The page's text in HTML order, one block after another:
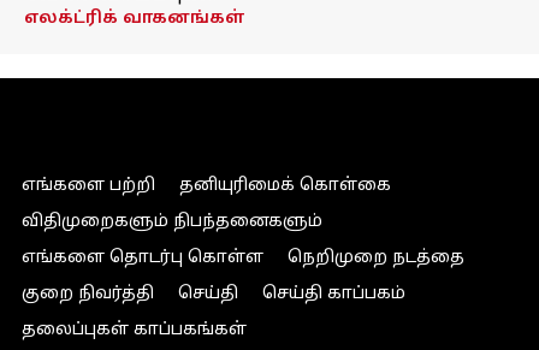
எலக்ட்ரிக் வாகனங்கள்
எங்களை பற்றி
தனியுரிமைக் கொள்கை
விதிமுறைகளும் நிபந்தனைகளும்
எங்களை தொடர்பு கொள்ள
நெறிமுறை நடத்தை
குறை நிவர்த்தி
செய்தி
செய்தி காப்பகம்
தலைப்புகள் காப்பகங்கள்